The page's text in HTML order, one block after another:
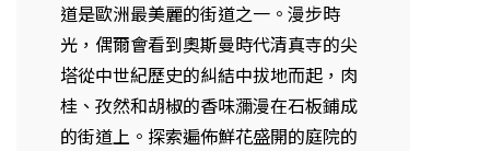
道是歐洲最美麗的街道之一。漫步時
光，偶爾會看到奧斯曼時代清真寺的尖
塔從中世紀歷史的糾結中拔地而起，肉
桂、孜然和胡椒的香味瀰漫在石板鋪成
的街道上。探索遍佈鮮花盛開的庭院的